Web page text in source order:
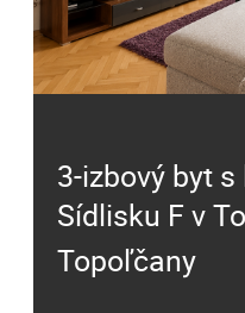
3-izbový byt
Sídlisku F v
Topoľčany